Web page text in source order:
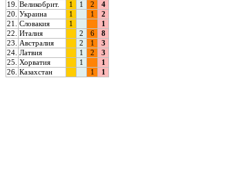
19.
Великобрит. 1 1 2
4
20.
Украина 1 1
2
21.
Словакия 1
1
22. Италия 2 6
8
23.
Австралия 2 1
3
24. Латвия 1 2
3
25.
Хорватия 1
1
26. Казахстан 1 1